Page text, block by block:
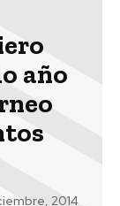
año
2014